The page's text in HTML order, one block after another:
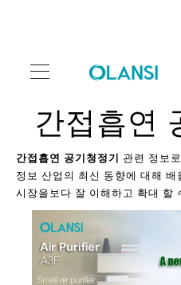
간접흡연
간접흡연 공기청정기 관련 정보
정보 산업의 최신 동향에 대해 배
시장을보다 잘 이해하고 확대 할